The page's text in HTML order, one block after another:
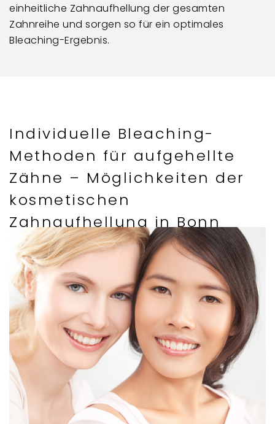
einheitliche Zahnaufhellung der gesamten
Zahnreihe und sorgen so für ein optimales
Bleaching-Ergebnis.
Individuelle Bleaching-
Methoden für aufgehellte
Zähne – Möglichkeiten der
kosmetischen
Zahnaufhellung in Bonn